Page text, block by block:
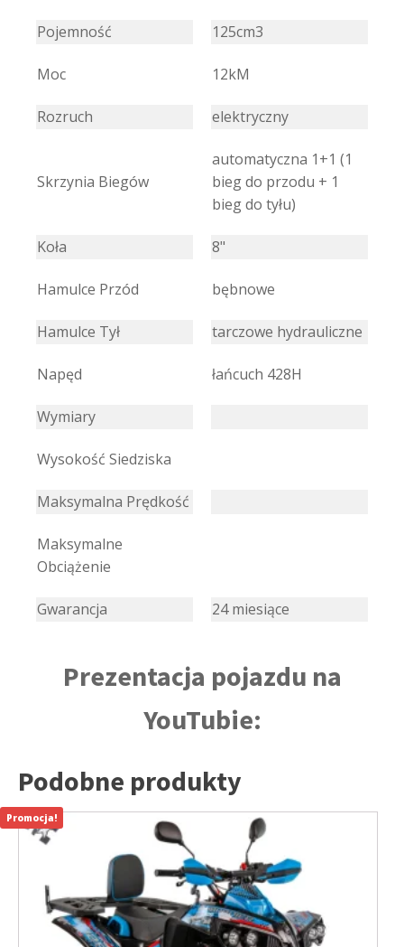
Pojemność 125cm3
Moc 12kM
Rozruch elektryczny
Skrzynia Biegów
automatyczna 1+1 (1
bieg do przodu + 1
bieg do tyłu)
Koła 8"
Hamulce Przód bębnowe
Hamulce Tył tarczowe hydrauliczne
Napęd łańcuch 428H
Wymiary
Wysokość Siedziska
Maksymalna Prędkość
Maksymalne
Obciążenie
Gwarancja 24 miesiące
Prezentacja pojazdu na
YouTubie:
Podobne produkty
Promocja!